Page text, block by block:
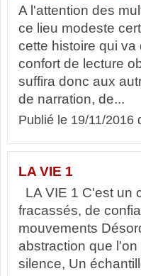
A l'attention des
ce lieu modeste
cette histoire qui
confort de lecture
suffira donc aux
de narration, de...
Publié le 19/11/2016
LA VIE 1
LA VIE 1 C'est un
fracassés, de
mouvements
abstraction que
silence, Un